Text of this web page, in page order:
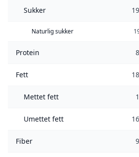
Sukker
Naturlig sukker
Protein
Fett
Mettet fett
Umettet fett
Fiber